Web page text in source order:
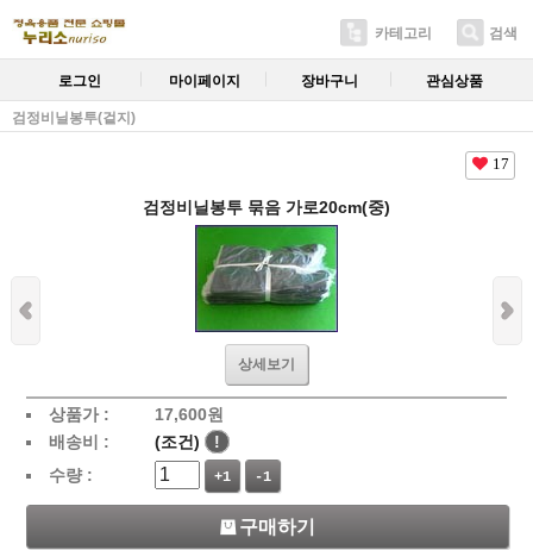
카테고리 검색
로그인 마이페이지 장바구니 관심상품
검정비닐봉투(겉지)
17
검정비닐봉투 묶음 가로20cm(중)
상세보기
상품가 : 17,600원
배송비 :
(조건)
!
수량 :
+1 -1
구매하기